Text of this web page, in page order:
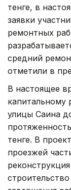
тенге, в
заявки
ремонтных
средний
отметили в
В настоящее
капитальному
улицы Саина
тенге. В
проезжей